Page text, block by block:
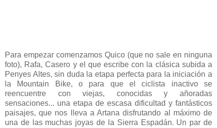
Para empezar comenzamos Quico (que no sale en ninguna
foto), Rafa, Casero y el que escribe con la clásica subida a
Penyes Altes, sin duda la etapa perfecta para la iniciación a
la Mountain Bike, o para que el ciclista inactivo se
reencuentre con viejas, conocidas y añoradas
sensaciones... una etapa de escasa dificultad y fantásticos
paisajes, que nos lleva a Artana disfrutando al máximo de
una de las muchas joyas de la Sierra Espadán. Un par de